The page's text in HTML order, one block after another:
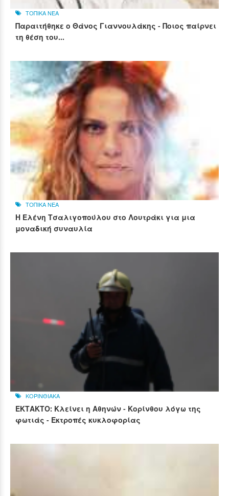
ΤΟΠΙΚΑ ΝΕΑ
Παραιτήθηκε ο Θάνος Γιαννουλάκης - Ποιος παίρνει
τη θέση του...
ΤΟΠΙΚΑ ΝΕΑ
Η Ελένη Τσαλιγοπούλου στο Λουτράκι για μια
μοναδική συναυλία
ΚΟΡΙΝΘΙΑΚΑ
ΕΚΤΑΚΤΟ: Κλείνει η Αθηνών - Κορίνθου λόγω της
φωτιάς - Εκτροπές κυκλοφορίας